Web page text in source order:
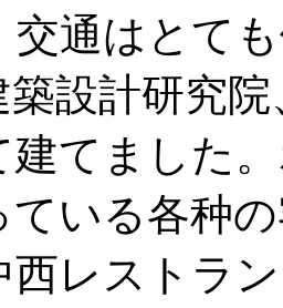
交通はとて
築設計研究
建てました
ている各种
西レストラ